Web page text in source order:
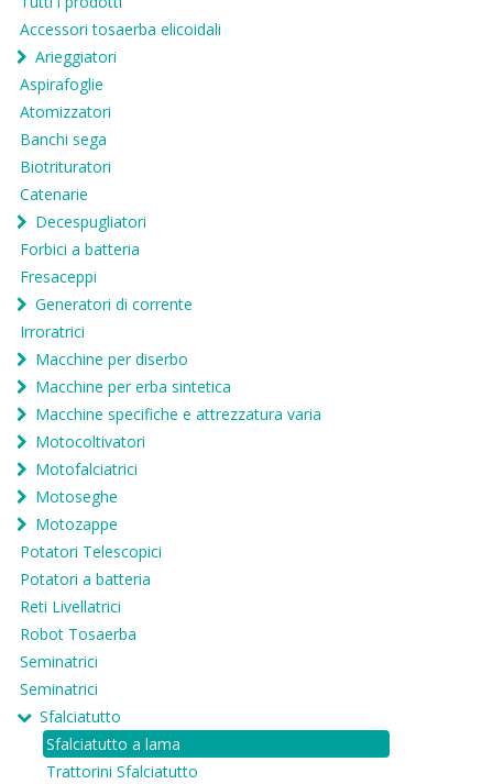
Accessori tosaerba elicoidali
Arieggiatori
Aspirafoglie
Atomizzatori
Banchi sega
Biotrituratori
Catenarie
Decespugliatori
Forbici a batteria
Fresaceppi
Generatori di corrente
Irroratrici
Macchine per diserbo
Macchine per erba sintetica
Macchine specifiche e attrezzatura varia
Motocoltivatori
Motofalciatrici
Motoseghe
Motozappe
Potatori Telescopici
Potatori a batteria
Reti Livellatrici
Robot Tosaerba
Seminatrici
Seminatrici
Sfalciatutto
Sfalciatutto a lama
Trattorini Sfalciatutto